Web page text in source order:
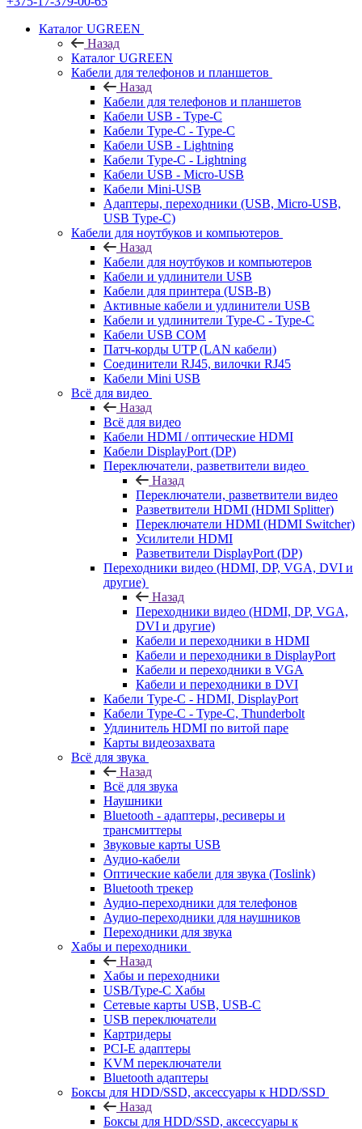
Каталог UGREEN
Назад
Каталог UGREEN
Кабели для телефонов и планшетов
Назад
Кабели для телефонов и планшетов
Кабели USB - Type-C
Кабели Type-C - Type-C
Кабели USB - Lightning
Кабели Type-C - Lightning
Кабели USB - Micro-USB
Кабели Mini-USB
Адаптеры, переходники (USB, Micro-USB,
USB Type-C)
Кабели для ноутбуков и компьютеров
Назад
Кабели для ноутбуков и компьютеров
Кабели и удлинители USB
Кабели для принтера (USB-B)
Активные кабели и удлинители USB
Кабели и удлинители Type-C - Type-C
Кабели USB COM
Патч-корды UTP (LAN кабели)
Соединители RJ45, вилочки RJ45
Кабели Mini USB
Всё для видео
Назад
Всё для видео
Кабели HDMI / оптические HDMI
Кабели DisplayPort (DP)
Переключатели, разветвители видео
Назад
Переключатели, разветвители видео
Разветвители HDMI (HDMI Splitter)
Переключатели HDMI (HDMI Switcher)
Усилители HDMI
Разветвители DisplayPort (DP)
Переходники видео (HDMI, DP, VGA, DVI и
другие)
Назад
Переходники видео (HDMI, DP, VGA,
DVI и другие)
Кабели и переходники в HDMI
Кабели и переходники в DisplayPort
Кабели и переходники в VGA
Кабели и переходники в DVI
Кабели Type-C - HDMI, DisplayPort
Кабели Type-C - Type-C, Thunderbolt
Удлинитель HDMI по витой паре
Карты видеозахвата
Всё для звука
Назад
Всё для звука
Наушники
Bluetooth - адаптеры, ресиверы и
трансмиттеры
Звуковые карты USB
Аудио-кабели
Оптические кабели для звука (Toslink)
Bluetooth трекер
Аудио-переходники для телефонов
Аудио-переходники для наушников
Переходники для звука
Хабы и переходники
Назад
Хабы и переходники
USB/Type-C Хабы
Сетевые карты USB, USB-C
USB переключатели
Картридеры
PCI-E адаптеры
KVM переключатели
Bluetooth адаптеры
Боксы для HDD/SSD, аксессуары к HDD/SSD
Назад
Боксы для HDD/SSD, аксессуары к